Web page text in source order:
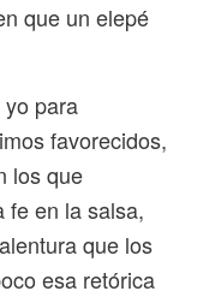
que un elepé
para
favorecidos,
los que
fe en la salsa,
que los
esa retórica